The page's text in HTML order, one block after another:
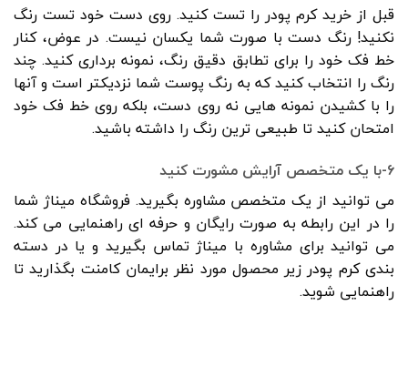
قبل از خرید کرم پودر را تست کنید. روی دست خود تست رنگ
نکنید! رنگ دست با صورت شما یکسان نیست. در عوض، کنار
خط فک خود را برای تطابق دقیق رنگ، نمونه برداری کنید. چند
رنگ را انتخاب کنید که به رنگ پوست شما نزدیکتر است و آنها
را با کشیدن نمونه هایی نه روی دست، بلکه روی خط فک خود
امتحان کنید تا طبیعی ترین رنگ را داشته باشید.
۶-با یک متخصص آرایش مشورت کنید
می توانید از یک متخصص مشاوره بگیرید. فروشگاه میناژ شما
را در این رابطه به صورت رایگان و حرفه ای راهنمایی می کند.
می توانید برای مشاوره با میناژ تماس بگیرید و یا در دسته
بندیکرم پودرزیر محصول مورد نظر برایمان کامنت بگذارید تا
راهنمایی شوید.